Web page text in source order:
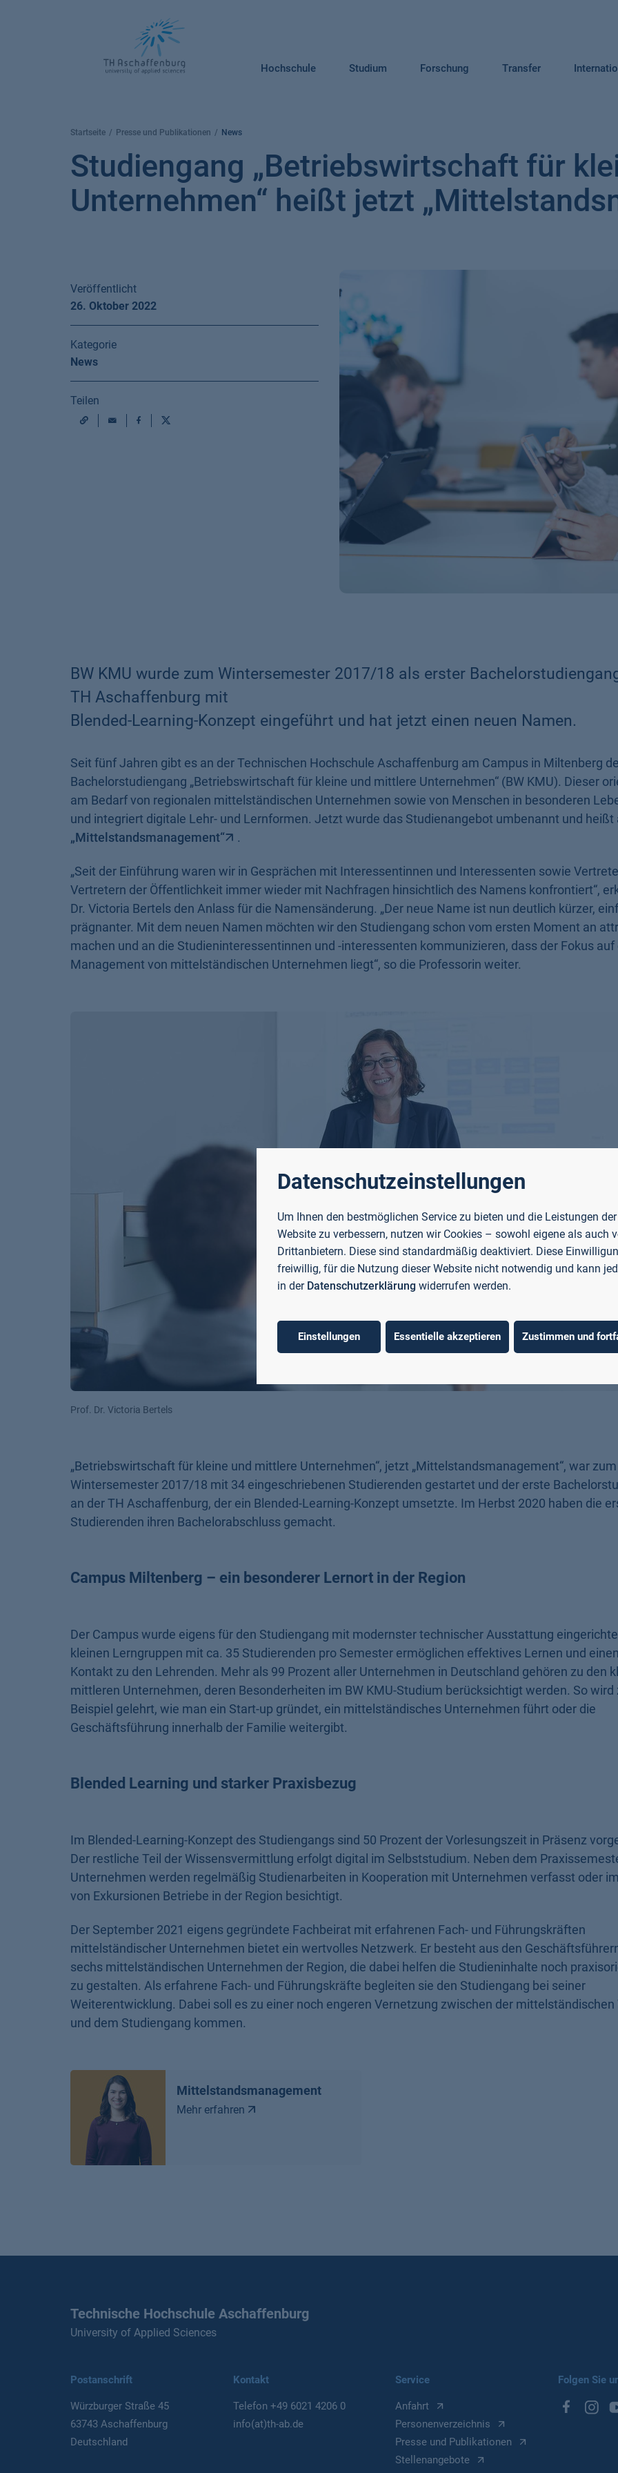
Hochschule Studium Forschung Transfer
Startseite Presse und Publikationen News
Studiengang „Betriebswirtschaft für
Unternehmen“ heißt jetzt
Veröffentlicht
26. Oktober 2022
Kategorie
News
Teilen
URL
Mail Facebook
X
BW KMU wurde zum Wintersemester 2017/18 als erster
TH Aschaffenburg mit
Blended-Learning-Konzept eingeführt und hat jetzt einen neuen Namen.
Seit fünf Jahren gibt es an der Technischen Hochschule Aschaffenburg am Campus in Miltenberg
Bachelorstudiengang „Betriebswirtschaft für kleine und mittlere Unternehmen“ (BW KMU). Dieser
am Bedarf von regionalen mittelständischen Unternehmen sowie von Menschen in besonderen
und integriert digitale Lehr- und Lernformen. Jetzt wurde das Studienangebot umbenannt und heißt
„Mittelstandsmanagement“
.
„Seit der Einführung waren wir in Gesprächen mit Interessentinnen und Interessenten sowie
Vertretern der Öffentlichkeit immer wieder mit Nachfragen hinsichtlich des Namens konfrontiert“,
Dr. Victoria Bertels den Anlass für die Namensänderung. „Der neue Name ist nun deutlich kürzer,
prägnanter. Mit dem neuen Namen möchten wir den Studiengang schon vom ersten Moment an
machen und an die Studieninteressentinnen und -interessenten kommunizieren, dass der Fokus auf
Management von mittelständischen Unternehmen liegt“, so die Professorin weiter.
Prof. Dr. Victoria Bertels
„Betriebswirtschaft für kleine und mittlere Unternehmen“, jetzt „Mittelstandsmanagement“, war zum
Wintersemester 2017/18 mit 34 eingeschriebenen Studierenden gestartet und der erste
an der TH Aschaffenburg, der ein Blended-Learning-Konzept umsetzte. Im Herbst 2020 haben die
Studierenden ihren Bachelorabschluss gemacht.
Campus Miltenberg – ein besonderer Lernort in der Region
Der Campus wurde eigens für den Studiengang mit modernster technischer Ausstattung
kleinen Lerngruppen mit ca. 35 Studierenden pro Semester ermöglichen effektives Lernen und
Kontakt zu den Lehrenden. Mehr als 99 Prozent aller Unternehmen in Deutschland gehören zu den
mittleren Unternehmen, deren Besonderheiten im BW KMU-Studium berücksichtigt werden. So wird
Beispiel gelehrt, wie man ein Start-up gründet, ein mittelständisches Unternehmen führt oder die
Geschäftsführung innerhalb der Familie weitergibt.
Blended Learning und starker Praxisbezug
Im Blended-Learning-Konzept des Studiengangs sind 50 Prozent der Vorlesungszeit in Präsenz
Der restliche Teil der Wissensvermittlung erfolgt digital im Selbststudium. Neben dem
Unternehmen werden regelmäßig Studienarbeiten in Kooperation mit Unternehmen verfasst oder
von Exkursionen Betriebe in der Region besichtigt.
Der September 2021 eigens gegründete Fachbeirat mit erfahrenen Fach- und Führungskräften
mittelständischer Unternehmen bietet ein wertvolles Netzwerk. Er besteht aus den
sechs mittelständischen Unternehmen der Region, die dabei helfen die Studieninhalte noch
zu gestalten. Als erfahrene Fach- und Führungskräfte begleiten sie den Studiengang bei seiner
Weiterentwicklung. Dabei soll es zu einer noch engeren Vernetzung zwischen der
und dem Studiengang kommen.
Mittelstandsmanagement
Mehr erfahren
Technische Hochschule Aschaffenburg
University of Applied Sciences
Postanschrift
Würzburger Straße 45
63743 Aschaffenburg
Deutschland
Kontakt
Telefon +49 6021 4206 0
info(at)th-ab.de
Service
Anfahrt
Personenverzeichnis
Presse und Publikationen
Stellenangebote
Folgen Sie
Datenschutzeinstellungen
Um Ihnen den bestmöglichen Service zu bieten und die Leistungen der
Website zu verbessern, nutzen wir Cookies – sowohl eigene als auch
Drittanbietern. Diese sind standardmäßig deaktiviert. Diese
freiwillig, für die Nutzung dieser Website nicht notwendig und kann
in der Datenschutzerklärung widerrufen werden.
Einstellungen Essentielle akzeptieren Zustimmen und